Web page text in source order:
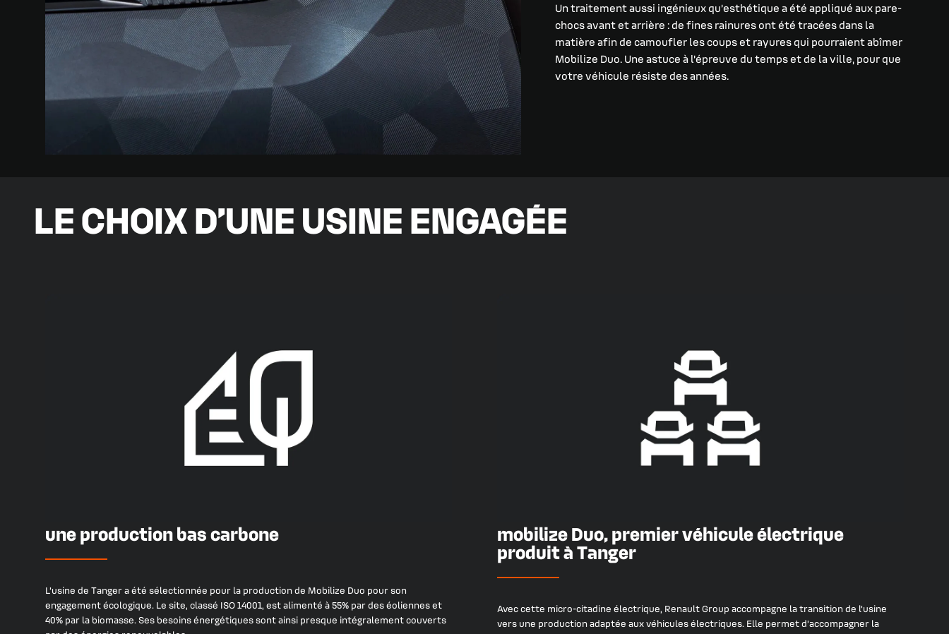
Un traitement aussi ingénieux qu’esthétique a été appliqué aux pare-
chocs avant et arrière : de fines rainures ont été tracées dans la
matière afin de camoufler les coups et rayures qui pourraient abîmer
Mobilize Duo. Une astuce à l’épreuve du temps et de la ville, pour que
votre véhicule résiste des années.
LE CHOIX D’UNE USINE ENGAGÉE
une production bas carbone
L’usine de Tanger a été sélectionnée pour la production de Mobilize Duo pour son
engagement écologique. Le site, classé ISO 14001, est alimenté à 55% par des éoliennes et
40% par la biomasse. Ses besoins énergétiques sont ainsi presque intégralement couverts
mobilize Duo, premier véhicule électrique
produit à Tanger
Avec cette micro-citadine électrique, Renault Group accompagne la transition de l’usine
vers une production adaptée aux véhicules électriques. Elle permet d’accompagner la